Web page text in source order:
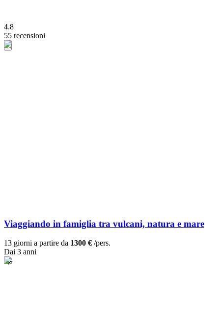
4.8
55 recensioni
Viaggiando in famiglia tra vulcani, natura e mare
13 giorni a partire da 1300 € /pers.
Dai 3 anni